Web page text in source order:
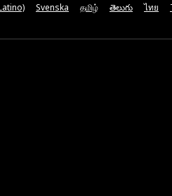
Svenska தமிழ் తెలుగు ไทย